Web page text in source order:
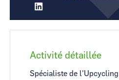
Activité détaillée
Spécialiste de